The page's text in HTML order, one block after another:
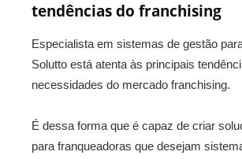
tendências do franchising
Especialista em sistemas de gestão
Solutto está atenta às principais
necessidades do mercado franchising.
É dessa forma que é capaz de criar
para franqueadoras que desejam